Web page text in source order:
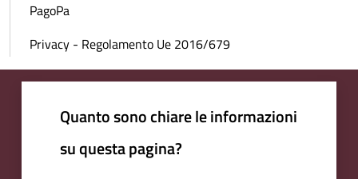
PagoPa
Privacy - Regolamento Ue 2016/679
Quanto sono chiare le informazioni
su questa pagina?